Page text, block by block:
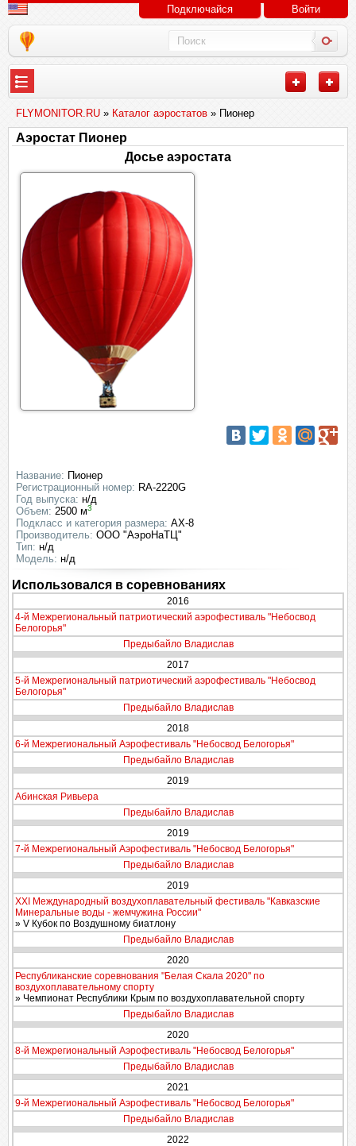
Подключайся Войти
FLYMONITOR.RU » Каталог аэростатов » Пионер
Аэростат Пионер
Досье аэростата
Название: Пионер
Регистрационный номер: RA-2220G
Год выпуска: н/д
Объем: 2500 м3
Подкласс и категория размера: AX-8
Производитель: ООО "АэроНаТЦ"
Тип: н/д
Модель: н/д
Использовался в соревнованиях
2016
4-й Межрегиональный патриотический аэрофестиваль "Небосвод
Белогорья"
Предыбайло Владислав
2017
5-й Межрегиональный патриотический аэрофестиваль "Небосвод
Белогорья"
Предыбайло Владислав
2018
6-й Межрегиональный Аэрофестиваль "Небосвод Белогорья"
Предыбайло Владислав
2019
Абинская Ривьера
Предыбайло Владислав
2019
7-й Межрегиональный Аэрофестиваль "Небосвод Белогорья"
Предыбайло Владислав
2019
XXI Международный воздухоплавательный фестиваль "Кавказские
Минеральные воды - жемчужина России"
» V Кубок по Воздушному биатлону
Предыбайло Владислав
2020
Республиканские соревнования "Белая Скала 2020" по
воздухоплавательному спорту
» Чемпионат Республики Крым по воздухоплавательной спорту
Предыбайло Владислав
2020
8-й Межрегиональный Аэрофестиваль "Небосвод Белогорья"
Предыбайло Владислав
2021
9-й Межрегиональный Аэрофестиваль "Небосвод Белогорья"
Предыбайло Владислав
2022